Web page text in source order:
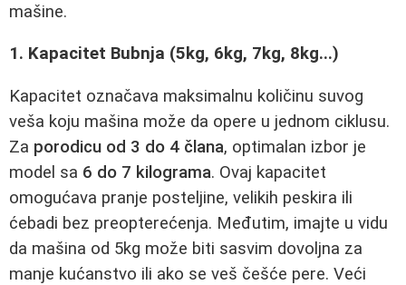
mašine.
1. Kapacitet Bubnja (5kg, 6kg, 7kg, 8kg...)
Kapacitet označava maksimalnu količinu suvog
veša koju mašina može da opere u jednom ciklusu.
Za porodicu od 3 do 4 člana, optimalan izbor je
model sa 6 do 7 kilograma. Ovaj kapacitet
omogućava pranje posteljine, velikih peskira ili
ćebadi bez preopterećenja. Međutim, imajte u vidu
da mašina od 5kg može biti sasvim dovoljna za
manje kućanstvo ili ako se veš češće pere. Veći